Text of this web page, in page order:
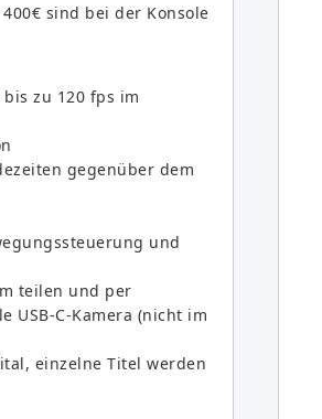
sind bei der Konsole
zu 120 fps im
gegenüber dem
und
teilen und per
USB-C-Kamera (nicht im
einzelne Titel werden